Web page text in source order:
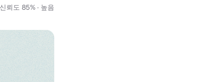
뢰도 85% · 높음